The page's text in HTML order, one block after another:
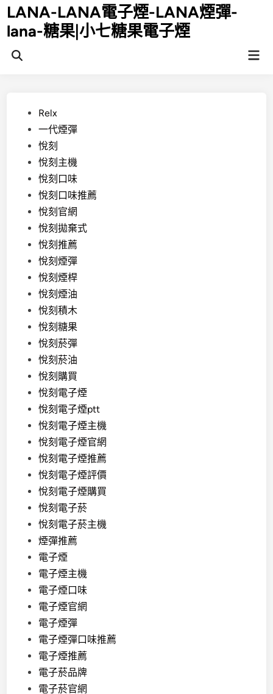
Skip
to
content
LANA-LANA電子煙-LANA煙彈-
lana-糖果|小七糖果電子煙
Open
PostedRelx
一代煙彈
悅刻
悅刻主機
悅刻口味
悅刻口味推薦
悅刻官網
悅刻拋棄式
悅刻推薦
悅刻煙彈
悅刻煙桿
悅刻煙油
悅刻積木
悅刻糖果
悅刻菸彈
悅刻菸油
悅刻購買
悅刻電子煙
悅刻電子煙ptt
悅刻電子煙主機
悅刻電子煙官網
悅刻電子煙推薦
悅刻電子煙評價
悅刻電子煙購買
悅刻電子菸
悅刻電子菸主機
煙彈推薦
電子煙
電子煙主機
電子煙口味
電子煙官網
電子煙彈
電子煙彈口味推薦
電子煙推薦
電子菸品牌
電子菸官網